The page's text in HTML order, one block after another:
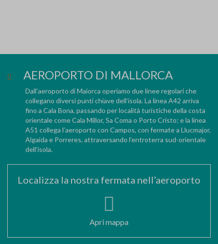
AEROPORTO DI MALLORCA
Dall’aeroporto di Maiorca operiamo due linee regolari che
collegano diversi punti chiave dell’isola. La linea A42 arriva
fino a Cala Bona, passando per località turistiche della costa
orientale come Cala Millor, Sa Coma o Porto Cristo; e la linea
A51 collega l’aeroporto con Campos, con fermate a Llucmajor,
Algaida e Porreres, attraversando l’entroterra sud-orientale
dell’isola.
Localizza la nostra fermata nell’aeroporto
Apri mappa